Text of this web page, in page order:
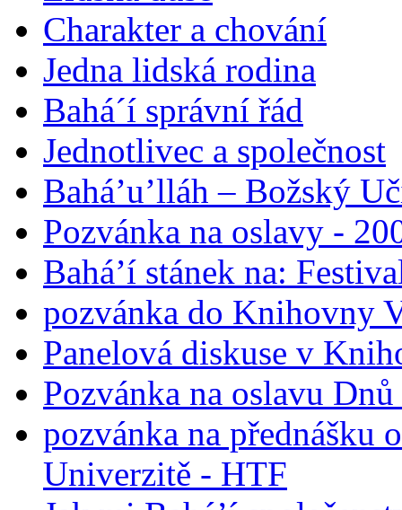
Charakter a chování
Jedna lidská rodina
Bahá´í správní řád
Jednotlivec a společnost
Bahá’u’lláh – Božský
Pozvánka na oslavy -
Bahá’í stánek na:
pozvánka do Knihovny
Panelová diskuse v
Pozvánka na oslavu
pozvánka na přednášku
Univerzitě - HTF